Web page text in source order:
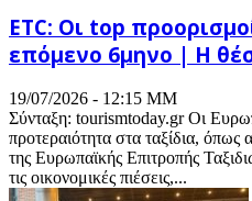
ETC: Οι top
επόμενο 6μηνο | Η
19/07/2026 - 12:15 ΜΜ
Σύνταξη: tourismtoday.gr Οι
προτεραιότητα στα ταξίδια, όπως
της Ευρωπαϊκής Επιτροπής
τις οικονομικές πιέσεις,...